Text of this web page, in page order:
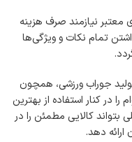
معتبر نیازمند صرف هزینه
تمام نکات و ویژگی‌ها
جوراب ورزشی، همچون
در کنار استفاده از بهترین
بتواند کالایی مطمئن را در
ارائه دهد.